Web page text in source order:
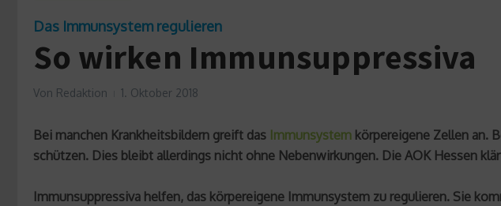
Das Immunsystem regulieren
So wirken Immunsuppressiva
Von Redaktion 1. Oktober 2018
Bei manchen Krankheitsbildern greift das Immunsystem körpereigene Zellen an.
schützen. Dies bleibt allerdings nicht ohne Nebenwirkungen. Die AOK Hessen
Immunsuppressiva helfen, das körpereigene Immunsystem zu regulieren. Sie